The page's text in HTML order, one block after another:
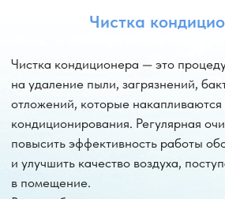
Заказать услугу
Каталог кондиционеров